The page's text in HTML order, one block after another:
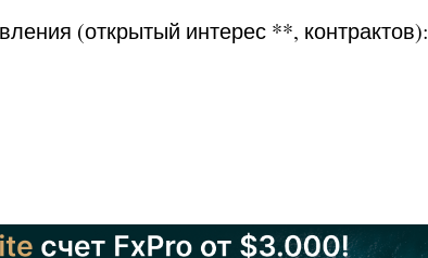
(открытый интерес **, контрактов):